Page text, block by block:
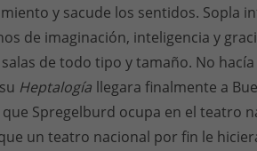
y sacude los sentidos. Sopla
de imaginación, inteligencia y
de todo tipo y tamaño. No
Heptalogía llegara finalmente a
Spregelburd ocupa en el teatro
un teatro nacional por fin le